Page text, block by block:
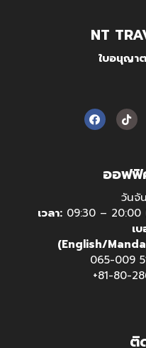
NT
ใบอนุญาต
ออฟฟิ
วันจั
เวลา: 09:30 – 20:00
เ
(English/
065-009
+81-80-
ติ